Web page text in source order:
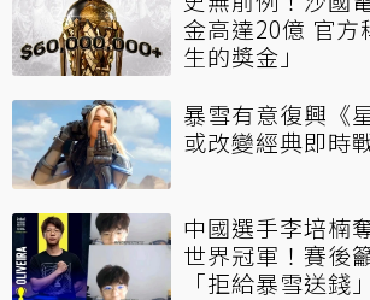
金高達20億 官方
生的獎金」
暴雪有意復興《
或改變經典即時
中國選手李培楠
世界冠軍！賽後
「拒給暴雪送錢」